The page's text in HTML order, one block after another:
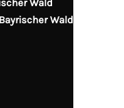
Wald